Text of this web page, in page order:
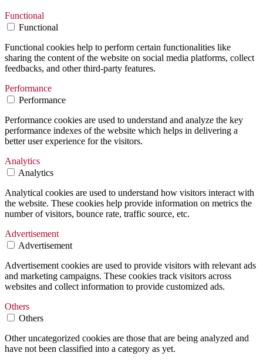
Functional
Functional
Functional cookies help to perform certain functionalities like
sharing the content of the website on social media platforms, collect
feedbacks, and other third-party features.
Performance
Performance
Performance cookies are used to understand and analyze the key
performance indexes of the website which helps in delivering a
better user experience for the visitors.
Analytics
Analytics
Analytical cookies are used to understand how visitors interact with
the website. These cookies help provide information on metrics the
number of visitors, bounce rate, traffic source, etc.
Advertisement
Advertisement
Advertisement cookies are used to provide visitors with relevant ads
and marketing campaigns. These cookies track visitors across
websites and collect information to provide customized ads.
Others
Others
Other uncategorized cookies are those that are being analyzed and
have not been classified into a category as yet.